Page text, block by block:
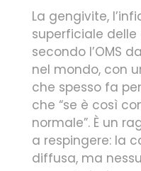
La gengivite,
superficiale
secondo l’OMS
nel mondo, con
che spesso fa
che “se è così
normale”. È un
a respingere: la
diffusa, ma